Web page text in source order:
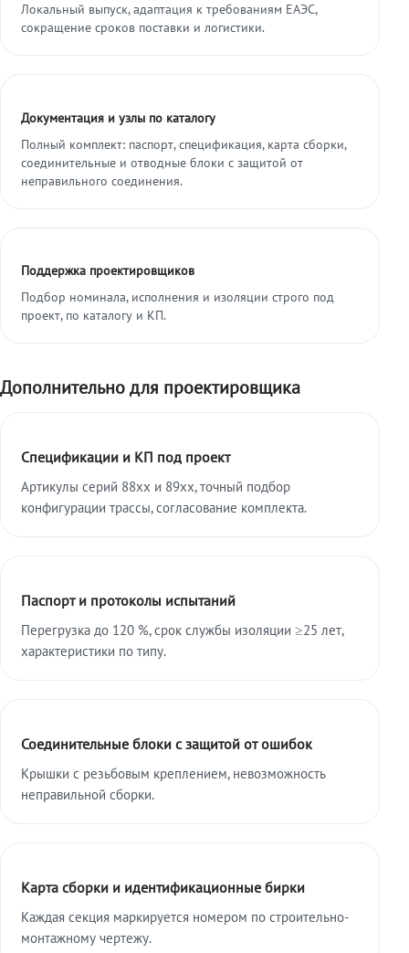
Локальный выпуск, адаптация к требованиям ЕАЭС,
сокращение сроков поставки и логистики.
Документация и узлы по каталогу
Полный комплект: паспорт, спецификация, карта сборки,
соединительные и отводные блоки с защитой от
неправильного соединения.
Поддержка проектировщиков
Подбор номинала, исполнения и изоляции строго под
проект, по каталогу и КП.
Дополнительно для проектировщика
Спецификации и КП под проект
Артикулы серий 88xx и 89xx, точный подбор
конфигурации трассы, согласование комплекта.
Паспорт и протоколы испытаний
Перегрузка до 120 %, срок службы изоляции ≥25 лет,
характеристики по типу.
Соединительные блоки с защитой от ошибок
Крышки с резьбовым креплением, невозможность
неправильной сборки.
Карта сборки и идентификационные бирки
Каждая секция маркируется номером по строительно-
монтажному чертежу.